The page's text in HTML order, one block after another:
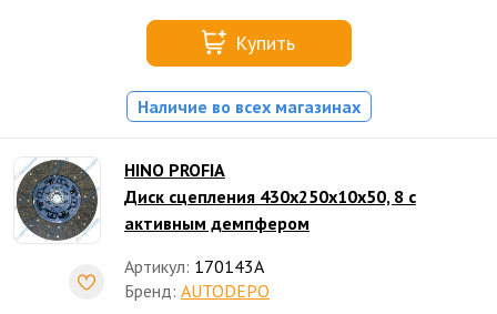
Купить
Наличие во всех магазинах
HINO PROFIA
Диск сцепления 430х250х10х50, 8 с
активным демпфером
Артикул: 170143A
Бренд: AUTODEPO